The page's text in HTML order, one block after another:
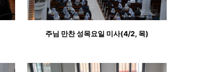
주님 만찬 성목요일 미사(4/2, 목)